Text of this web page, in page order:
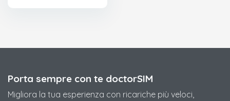
Porta sempre con te doctorSIM
Migliora la tua esperienza con ricariche più veloci,